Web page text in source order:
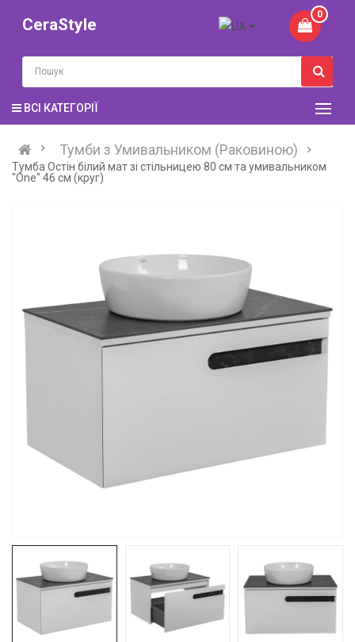
CeraStyle
0
ВСІ КАТЕГОРІЇ
Тумби з Умивальником (Раковиною)
Тумба Остiн білий мат зі стільницею 80 см та умивальником
"One" 46 см (круг)